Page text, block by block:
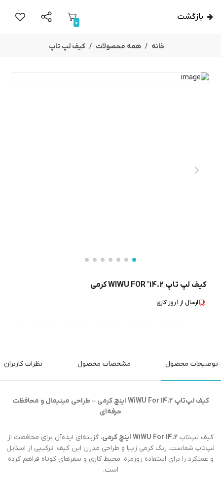
بازگشت
0
خانه همه محصولات کیف لپ تاپ
کیف لپ تاپ WIWU FOR '14.2 کرمی
ارسال از 1روز کاری
توضیحات محصول مشخصات محصول نظرات کاربران
کیف لپ‌تاپ WiWU For 14.2 اینچ کرمی – طراحی مینیمال و محافظت
حرفه‌ای
کیف لپ‌تاپ WiWU For 14.2 اینچ کرمی
، گزینه‌ای ایده‌آل برای محافظت از
لپ‌تاپ شماست. رنگ کرمی زیبا و طراحی مدرن این کیف، ترکیبی از استایل
و عملکرد را برای استفاده روزمره، محیط کاری و سفرهای کوتاه فراهم کرده
است.